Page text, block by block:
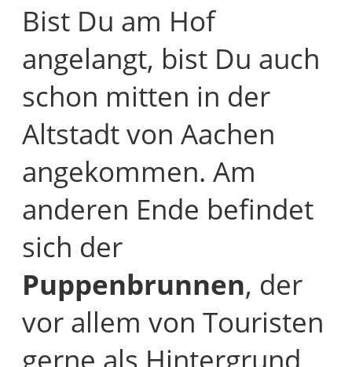
Bist Du am Hof
angelangt, bist Du auch
schon mitten in der
Altstadt von Aachen
angekommen. Am
anderen Ende befindet
sich der
Puppenbrunnen, der
vor allem von Touristen
gerne als Hintergrund